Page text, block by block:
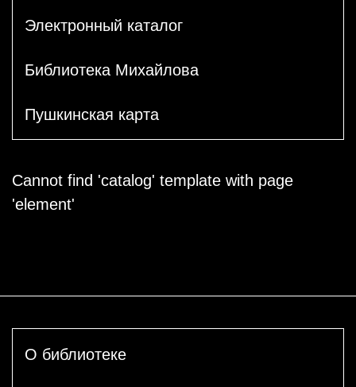
Электронный каталог
Библиотека Михайлова
Пушкинская карта
Cannot find 'catalog' template with page
'element'
О библиотеке